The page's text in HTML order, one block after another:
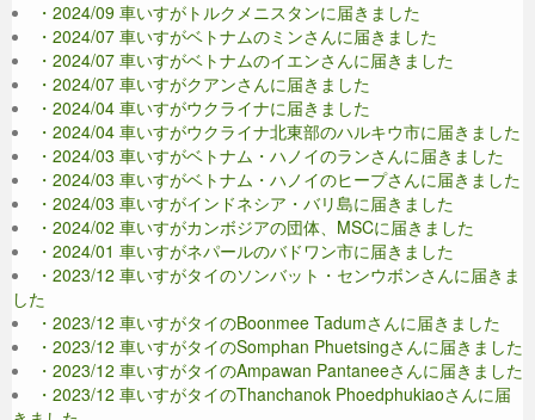
・2024/09 車いすがトルクメニスタンに届きました
・2024/07 車いすがベトナムのミンさんに届きました
・2024/07 車いすがベトナムのイエンさんに届きました
・2024/07 車いすがクアンさんに届きました
・2024/04 車いすがウクライナに届きました
・2024/04 車いすがウクライナ北東部のハルキウ市に届きました
・2024/03 車いすがベトナム・ハノイのランさんに届きました
・2024/03 車いすがベトナム・ハノイのヒープさんに届きました
・2024/03 車いすがインドネシア・バリ島に届きました
・2024/02 車いすがカンボジアの団体、MSCに届きました
・2024/01 車いすがネパールのバドワン市に届きました
・2023/12 車いすがタイのソンバット・センウボンさんに届きま
した
・2023/12 車いすがタイのBoonmee Tadumさんに届きました
・2023/12 車いすがタイのSomphan Phuetsingさんに届きました
・2023/12 車いすがタイのAmpawan Pantaneeさんに届きました
・2023/12 車いすがタイのThanchanok Phoedphukiaoさんに届